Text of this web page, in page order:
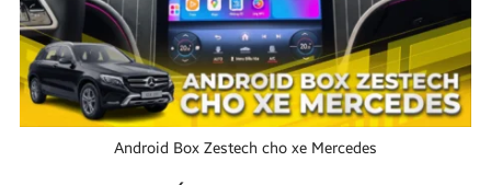
Android Box Zestech cho xe Mercedes